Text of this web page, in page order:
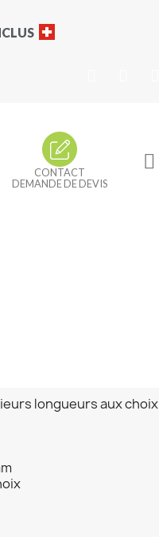
CONTACT
DEMANDE DE DEVIS
longueurs aux choix